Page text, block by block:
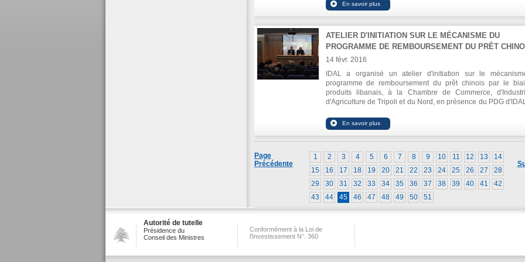
commencé à prendre son rôle dans les marchés
mondiaux en ligne avec la croissance réalisée par
l'exportation ».
A noter que Gulfood accueille chaque année plus de
exposants - industriels alimentaires, et reçoit 90 mille
160 pays du monde entier. 53 industriels libanais ont
cette éditions, 40 d'entre eux dans le pavillon libanais, et 13
des ailes sectorielles.
et internationales pertinentes, en particulier la foire
ATELIER D'INITIATION SUR LE MÉCANISME DU
PROGRAMME DE REMBOURSEMENT DU PRÊT
14 févr. 2016
IDAL a organisé un atelier d'initiation sur le
programme de remboursement du prêt chinois par le
produits libanais, à la Chambre de Commerce,
d'Agriculture de Tripoli et du Nord, en présence du PDG
qu`un nombre de producteurs libanais.
1 2 3 4 5 6 7 8 9 10 11 12 13
14
15
16 17 18 19 20 21 22 23 24 25 26 27
28
29
30 31 32 33 34 35 36 37 38 39 40 41
42
43
44 45 46 47 48 49 50 51
Page
Précédente
Autorité de tutelle
Présidence du
Conseil des Ministres
Conformément à la Loi de
l'Investissement N°. 360